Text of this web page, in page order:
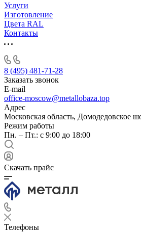
Услуги
Изготовление
Цвета RAL
Контакты
8 (495) 481-71-28
Заказать звонок
E-mail
office-moscow@metallobaza.top
Адрес
Московская область, Домодедовское
Режим работы
Пн. – Пт.: с 9:00 до 18:00
Скачать прайс
Телефоны